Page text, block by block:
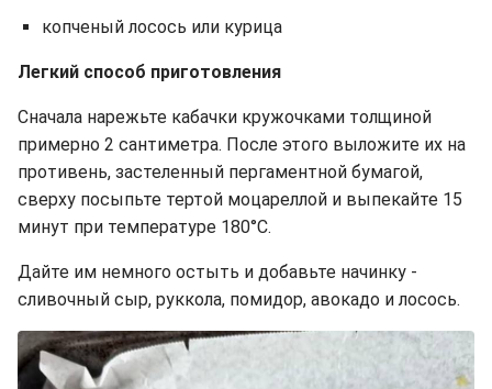
копченый лосось или курица
Легкий способ приготовления
Сначала нарежьте кабачки кружочками толщиной
примерно 2 сантиметра. После этого выложите их на
противень, застеленный пергаментной бумагой,
сверху посыпьте тертой моцареллой и выпекайте 15
минут при температуре 180°C.
Дайте им немного остыть и добавьте начинку -
сливочный сыр, руккола, помидор, авокадо и лосось.